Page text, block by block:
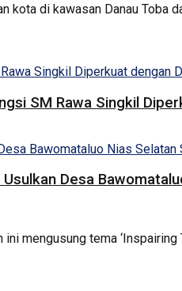
kota di kawasan Danau
SM Rawa Singkil
Desa
mengusung tema